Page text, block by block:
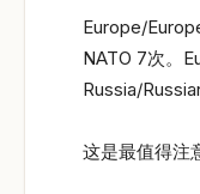
Europe/
NATO 7次。
Russia/
这是最值得注